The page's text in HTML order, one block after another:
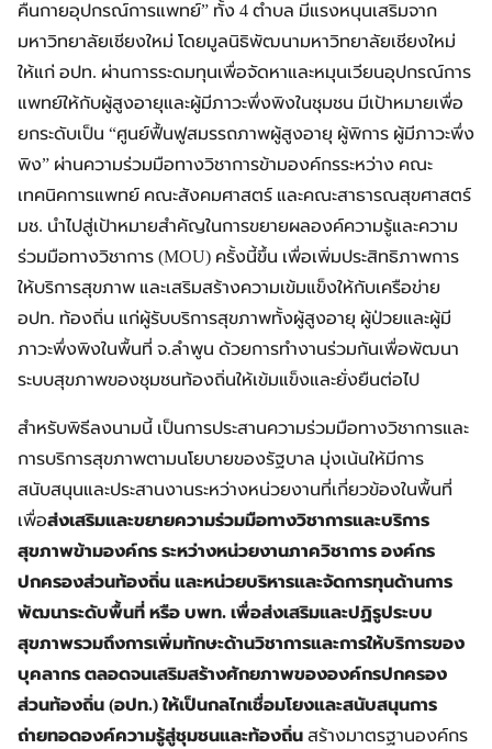
คืนกายอุปกรณ์การแพทย์” ทั้ง 4 ตำบล มีแรงหนุนเสริมจาก
มหาวิทยาลัยเชียงใหม่ โดยมูลนิธิพัฒนามหาวิทยาลัยเชียงใหม่
ให้แก่ อปท. ผ่านการระดมทุนเพื่อจัดหาและหมุนเวียนอุปกรณ์การ
แพทย์ให้กับผู้สูงอายุและผู้มีภาวะพึ่งพิงในชุมชน มีเป้าหมายเพื่อ
ยกระดับเป็น “ศูนย์ฟื้นฟูสมรรถภาพผู้สูงอายุ ผู้พิการ ผู้มีภาวะพึ่ง
พิง” ผ่านความร่วมมือทางวิชาการข้ามองค์กรระหว่าง คณะ
เทคนิคการแพทย์ คณะสังคมศาสตร์ และคณะสาธารณสุขศาสตร์
มช. นำไปสู่เป้าหมายสำคัญในการขยายผลองค์ความรู้และความ
ร่วมมือทางวิชาการ (MOU) ครั้งนี้ขึ้น เพื่อเพิ่มประสิทธิภาพการ
ให้บริการสุขภาพ และเสริมสร้างความเข้มแข็งให้กับเครือข่าย
อปท. ท้องถิ่น แก่ผู้รับบริการสุขภาพทั้งผู้สูงอายุ ผู้ป่วยและผู้มี
ภาวะพึ่งพิงในพื้นที่ จ.ลำพูน ด้วยการทำงานร่วมกันเพื่อพัฒนา
ระบบสุขภาพของชุมชนท้องถิ่นให้เข้มแข็งและยั่งยืนต่อไป
สำหรับพิธีลงนามนี้ เป็นการประสานความร่วมมือทางวิชาการและ
การบริการสุขภาพตามนโยบายของรัฐบาล มุ่งเน้นให้มีการ
สนับสนุนและประสานงานระหว่างหน่วยงานที่เกี่ยวข้องในพื้นที่
เพื่อส่งเสริมและขยายความร่วมมือทางวิชาการและบริการ
สุขภาพข้ามองค์กร ระหว่างหน่วยงานภาควิชาการ องค์กร
ปกครองส่วนท้องถิ่น และหน่วยบริหารและจัดการทุนด้านการ
พัฒนาระดับพื้นที่ หรือ บพท. เพื่อส่งเสริมและปฏิรูประบบ
สุขภาพรวมถึงการเพิ่มทักษะด้านวิชาการและการให้บริการของ
บุคลากร ตลอดจนเสริมสร้างศักยภาพขององค์กรปกครอง
ส่วนท้องถิ่น (อปท.) ให้เป็นกลไกเชื่อมโยงและสนับสนุนการ
ถ่ายทอดองค์ความรู้สู่ชุมชนและท้องถิ่น สร้างมาตรฐานองค์กร